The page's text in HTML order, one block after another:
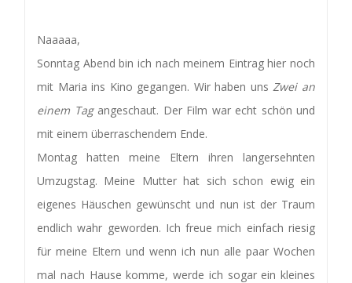
Naaaaa,
Sonntag Abend bin ich nach meinem Eintrag hier noch
mit Maria ins Kino gegangen. Wir haben uns Zwei an
einem Tagangeschaut. Der Film war echt schön und
mit einem überraschendem Ende.
Montag hatten meine Eltern ihren langersehnten
Umzugstag. Meine Mutter hat sich schon ewig ein
eigenes Häuschen gewünscht und nun ist der Traum
endlich wahr geworden. Ich freue mich einfach riesig
für meine Eltern und wenn ich nun alle paar Wochen
mal nach Hause komme, werde ich sogar ein kleines